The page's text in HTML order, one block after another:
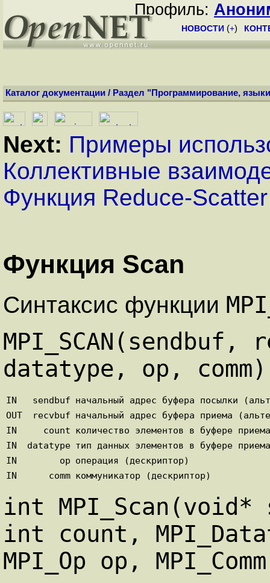
Профиль:
НОВОСТИ (+)
Каталог документации / Раздел "Программирование,
Next: Примеры
Коллективные
Функция Reduce-Scatter
Функция Scan
Синтаксис функции
datatype, op, comm)
IN sendbuf начальный адрес буфера посылки
OUT
recvbuf начальный адрес буфера приема
IN
count количество элементов в буфере
IN
datatype тип данных элементов в буфере
IN
op операция (дескриптор)
IN
comm коммуникатор (дескриптор)
int
int count,
MPI_Op op,